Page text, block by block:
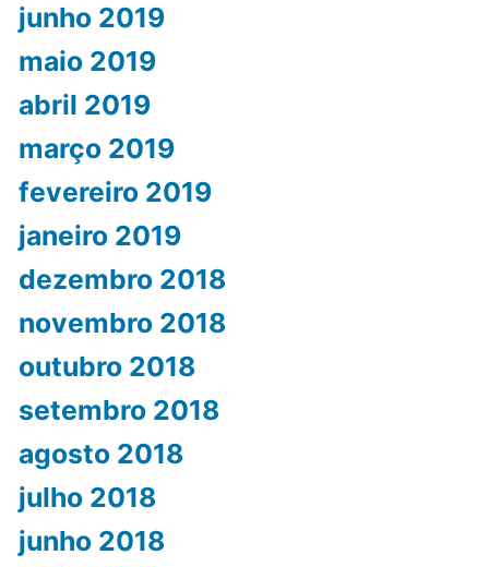
junho 2019
maio 2019
abril 2019
março 2019
fevereiro 2019
janeiro 2019
dezembro 2018
novembro 2018
outubro 2018
setembro 2018
agosto 2018
julho 2018
junho 2018